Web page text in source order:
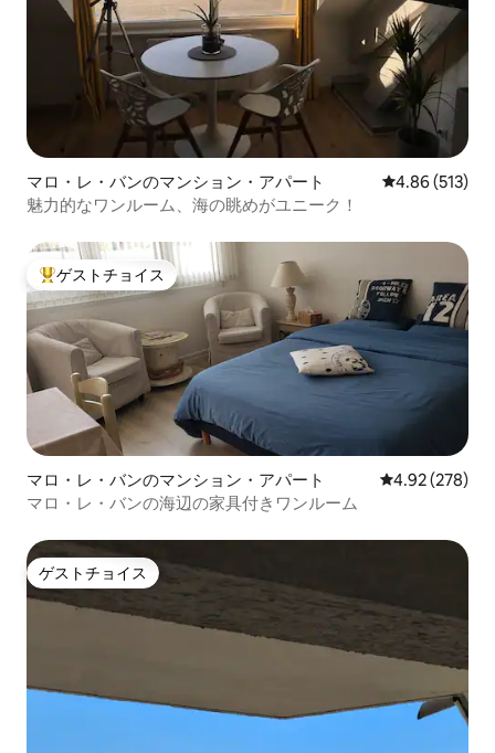
マロ・レ・バンのマンション・アパート レビュー513
4.86 (513)
魅力的なワンルーム、海の眺めがユニーク！
大好評のゲストチョイスです。
ゲストチョイス
マロ・レ・バンのマンション・アパート レビュー278
4.92 (278)
マロ・レ・バンの海辺の家具付きワンルーム
ゲストチョイス
ゲストチョイス